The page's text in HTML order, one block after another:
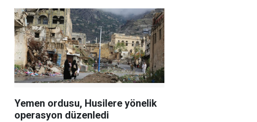
Yemen ordusu, Husilere yönelik
operasyon düzenledi